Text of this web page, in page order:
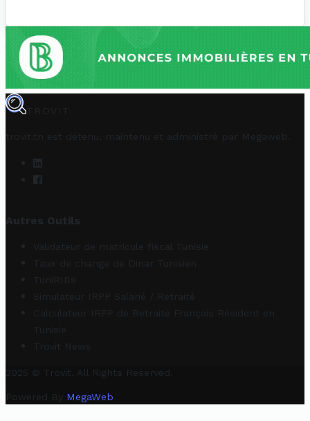
TROVIT
trovit.tn est détenu, maintenu et administré par Megaweb
Autres Outils
Validateur de matricule fiscal Tunisie
Taux de change de Dinar Tunisien
TuniRIBs
Simulateur IRPP Salarié / Retraité
Calculateur IRPP de Retraité Français Résident en
Tunisie
Trovit News
2025 © Trovit. All Rights Reserved.
Powered By MegaWeb